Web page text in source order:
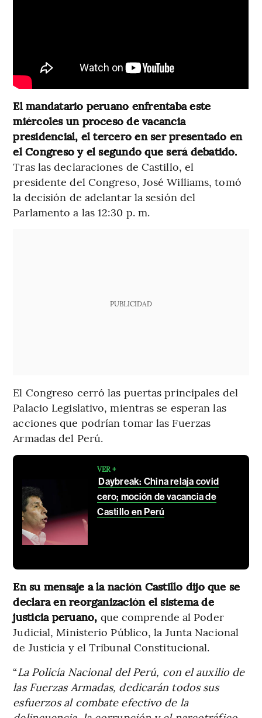
El mandatario peruano enfrentaba este
miércoles un proceso de vacancia
presidencial, el tercero en ser presentado en
el Congreso y el segundo que será debatido.
Tras las declaraciones de Castillo, el
presidente del Congreso, José Williams, tomó
la decisión de adelantar la sesión del
Parlamento a las 12:30 p. m.
PUBLICIDAD
El Congreso cerró las puertas principales del
Palacio Legislativo, mientras se esperan las
acciones que podrían tomar las Fuerzas
Armadas del Perú.
VER +
Daybreak: China relaja covid
cero; moción de vacancia de
Castillo en Perú
En su mensaje a la nación Castillo dijo que se
declara en reorganización el sistema de
justicia peruano, que comprende al Poder
Judicial, Ministerio Público, la Junta Nacional
de Justicia y el Tribunal Constitucional.
“La Policía Nacional del Perú, con el auxilio de
las Fuerzas Armadas, dedicarán todos sus
esfuerzos al combate efectivo de la